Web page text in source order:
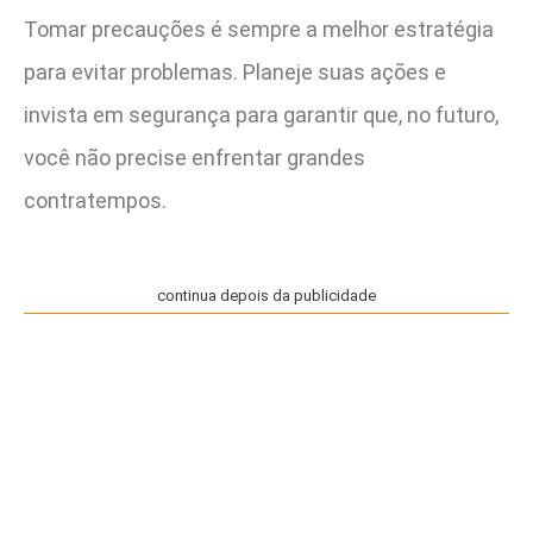
Tomar precauções é sempre a melhor estratégia
para evitar problemas. Planeje suas ações e
invista em segurança para garantir que, no futuro,
você não precise enfrentar grandes
contratempos.
continua depois da publicidade